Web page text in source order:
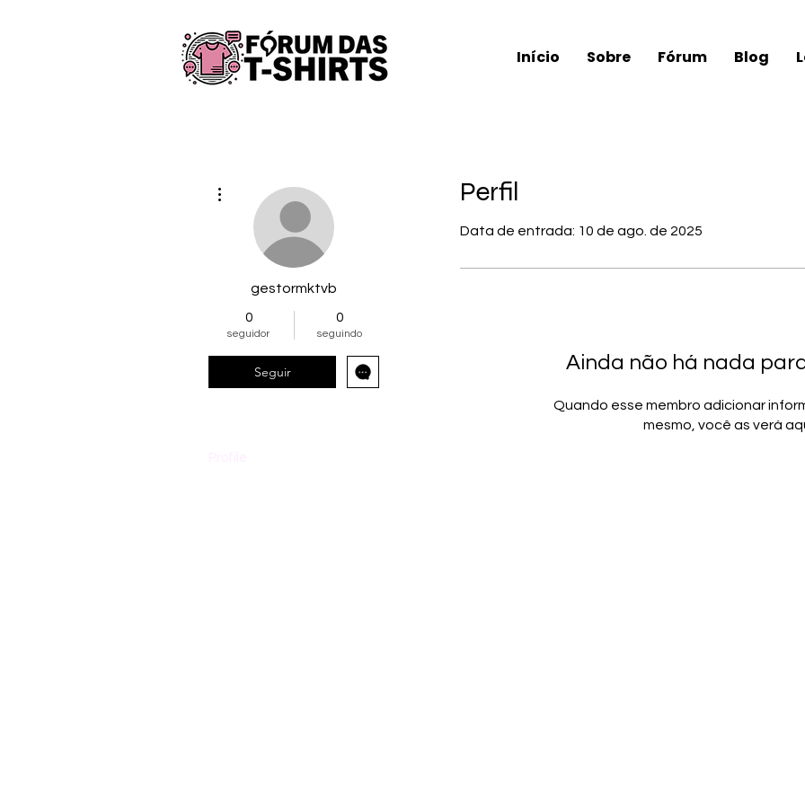
Início Sobre Fórum Blog
Perfil
Data de entrada: 10 de ago. de 2025
Ainda não há nada
Quando esse membro adicionar
mesmo, você as verá
gestormktvb
0
seguidor
0
seguindo
Seguir